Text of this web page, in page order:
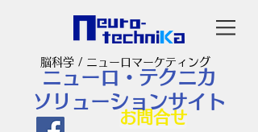
お問合せ
ニューロ・テクニカ
脳科学 / ニューロマーケティング
ソリューションサイト